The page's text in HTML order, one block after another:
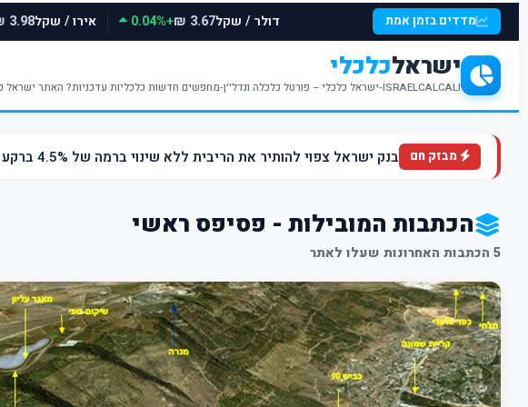
מדדים בזמן אמת דולר / שקל3.67 ₪
+0.04% אירו / שקל3.98 ₪
ישראלכלכלי
ISRAELCALCALI-ישראל כלכלי – פורטל כלכלה ונדל''ן-מחפשים חדשות כלכליות עדכניות? האתר ישראל כלכלי מציע עדכונים וחדשות שבתחומי הכלכלה הפיננסים והנדל''ן
מבזק חם בנק ישראל צפוי להותיר את הריבית ללא שינוי ברמה של 4.5% ברקע הלחצים האינפלציוניים.
הכתבות המובילות - פסיפס ראשי
5 הכתבות האחרונות שעלו לאתר